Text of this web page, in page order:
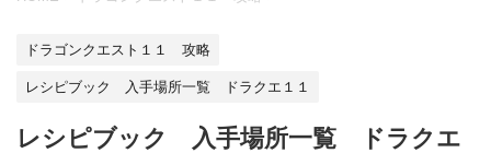
ドラゴンクエスト１１ 攻略
レシピブック 入手場所一覧 ドラクエ１１
レシピブック 入手場所一覧 ドラクエ